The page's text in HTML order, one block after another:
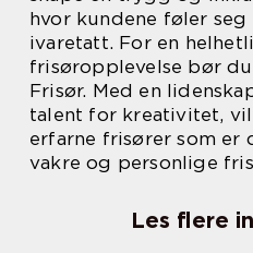
hvor kundene føler seg
ivaretatt. For en
frisøropplevelse bør
Frisør. Med en
talent for kreativitet,
erfarne frisører som er
vakre og personlige
Les flere